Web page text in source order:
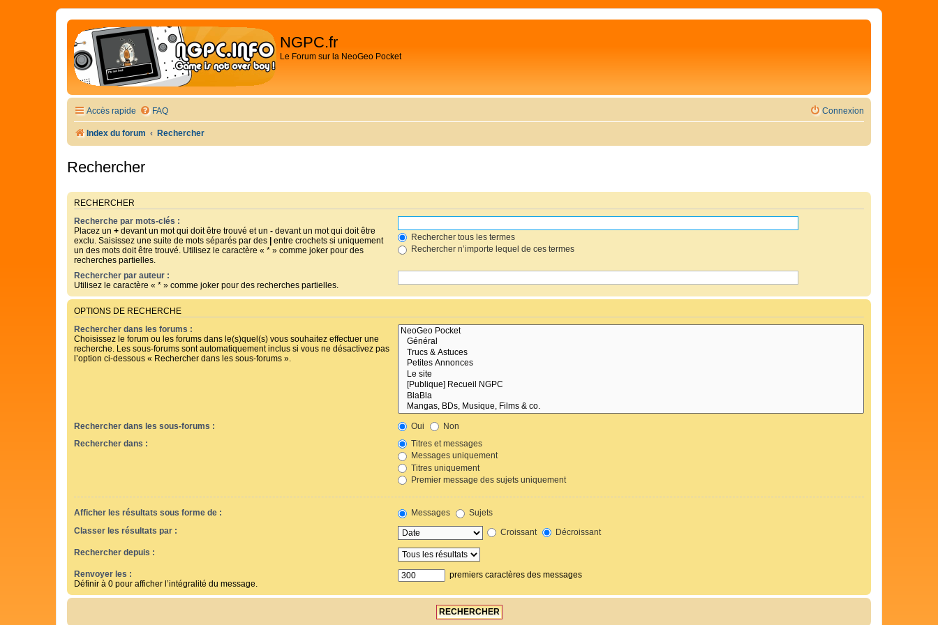
NGPC.fr
Le Forum sur la NeoGeo Pocket
Accès rapide FAQ Connexion
Index du forum Rechercher
Rechercher
RECHERCHER
Recherche par mots-clés :
Placez un + devant un mot qui doit être trouvé et un - devant un mot qui doit être
exclu. Saisissez une suite de mots séparés par des
entre crochets si uniquement
un des mots doit être trouvé. Utilisez le caractère « * » comme joker pour des
recherches partielles.
Rechercher tous les termes
Rechercher n’importe lequel de ces termes
Rechercher par auteur :
Utilisez le caractère « * » comme joker pour des recherches partielles.
OPTIONS DE RECHERCHE
Rechercher dans les forums :
Choisissez le forum ou les forums dans le(s)quel(s) vous souhaitez effectuer une
recherche. Les sous-forums sont automatiquement inclus si vous ne désactivez pas
l’option ci-dessous « Rechercher dans les sous-forums ».
Rechercher dans les sous-forums : Oui
Non
Rechercher dans :
Titres et messages
Messages uniquement
Titres uniquement
Premier message des sujets uniquement
Afficher les résultats sous forme de : Messages
Sujets
Classer les résultats par :
Croissant Décroissant
Rechercher depuis :
Renvoyer les :
Définir à 0 pour afficher l’intégralité du message.
premiers caractères des messages